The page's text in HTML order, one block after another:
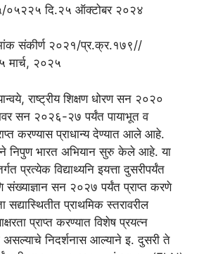
०५२२५ दि.२५ ऑक्टोबर २०२४
संकीर्ण २०२१/प्र.क्र.१७९//
मार्च, २०२५
राष्ट्रीय शिक्षण धोरण सन २०२०
सन २०२६-२७ पर्यंत पायाभूत व
करण्यास प्राधान्य देण्यात आले आहे.
निपुण भारत अभियान सुरु केले आहे. या
प्रत्येक विद्याथ्यनि इयत्ता दुसरीपर्यंत
संख्याज्ञान सन २०२७ पर्यंत प्राप्त करणे
सद्यास्थितीत प्राथमिक स्तरावरील
प्राप्त करण्यात विशेष प्रयत्न
निदर्शनास आल्याने इ. दुसरी ते